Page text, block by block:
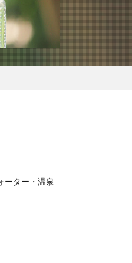
ーター・温泉